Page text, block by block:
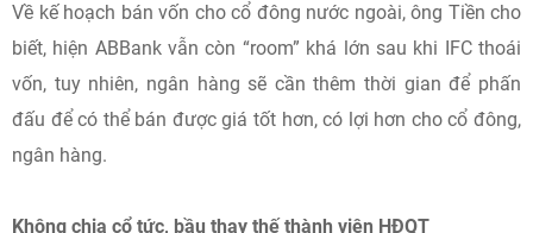
Về kế hoạch bán vốn cho cổ đông nước ngoài, ông Tiền cho
biết, hiện ABBank vẫn còn “room” khá lớn sau khi IFC thoái
vốn, tuy nhiên, ngân hàng sẽ cần thêm thời gian để phấn
đấu để có thể bán được giá tốt hơn, có lợi hơn cho cổ đông,
ngân hàng.
Không chia cổ tức, bầu thay thế thành viên HĐQT